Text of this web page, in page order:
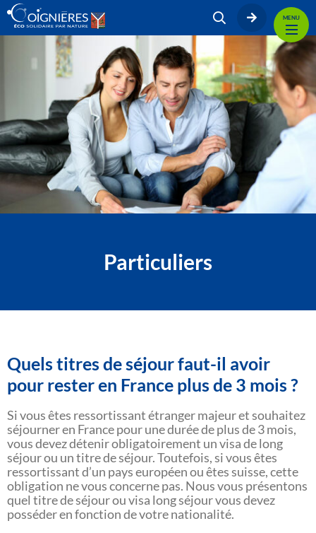
MENU
Particuliers
Quels titres de séjour faut-il avoir
pour rester en France plus de 3 mois ?
Si vous êtes ressortissant étranger majeur et souhaitez
séjourner en France pour une durée de plus de 3 mois,
vous devez détenir obligatoirement un visa de long
séjour ou un titre de séjour. Toutefois, si vous êtes
ressortissant d’un pays européen ou êtes suisse, cette
obligation ne vous concerne pas. Nous vous présentons
quel titre de séjour ou visa long séjour vous devez
posséder en fonction de votre nationalité.